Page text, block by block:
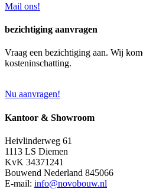
Mail ons!
bezichtiging aanvragen
Vraag een bezichtiging aan. Wij
kosteninschatting.
Nu aanvragen!
Kantoor & Showroom
Heivlinderweg 61
1113 LS Diemen
KvK 34371241
Bouwend Nederland 845066
E-mail: info@novobouw.nl